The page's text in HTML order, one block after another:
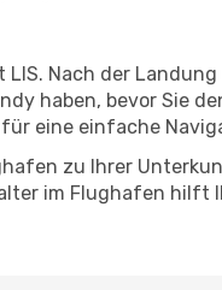
Nach der
haben, bevor Sie
eine einfache
zu Ihrer
im Flughafen